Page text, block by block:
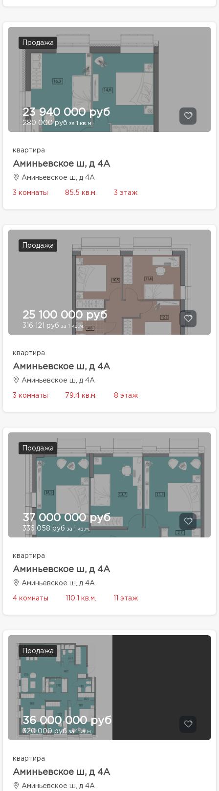
Продажа
23 940 000 руб
280 000 руб за 1 кв.м.
квартира
Аминьевское ш, д 4А
Аминьевское ш, д 4А
3 комнаты 85.5 кв.м. 3 этаж
Продажа
25 100 000 руб
316 121 руб за 1 кв.м.
квартира
Аминьевское ш, д 4А
Аминьевское ш, д 4А
3 комнаты 79.4 кв.м. 8 этаж
Продажа
37 000 000 руб
336 058 руб за 1 кв.м.
квартира
Аминьевское ш, д 4А
Аминьевское ш, д 4А
4 комнаты 110.1 кв.м. 11 этаж
Продажа
36 000 000 руб
320 000 руб за 1 кв.м.
квартира
Аминьевское ш, д 4А
Аминьевское ш, д 4А